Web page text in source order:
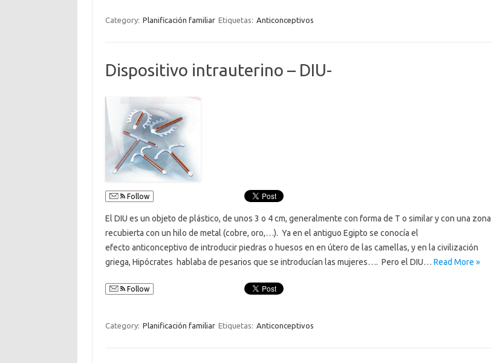
Category: Planificación familiar Etiquetas: Anticonceptivos
Dispositivo intrauterino – DIU-
Follow
El DIU es un objeto de plástico, de unos 3 o 4 cm, generalmente con forma de T o similar y con una zona
recubierta con un hilo de metal (cobre, oro,…). Ya en el antiguo Egipto se conocía el
efecto anticonceptivo de introducir piedras o huesos en en útero de las camellas, y en la civilización
griega, Hipócrates hablaba de pesarios que se introducían las mujeres…. Pero el DIU… Read More »
Follow
Category: Planificación familiar Etiquetas: Anticonceptivos